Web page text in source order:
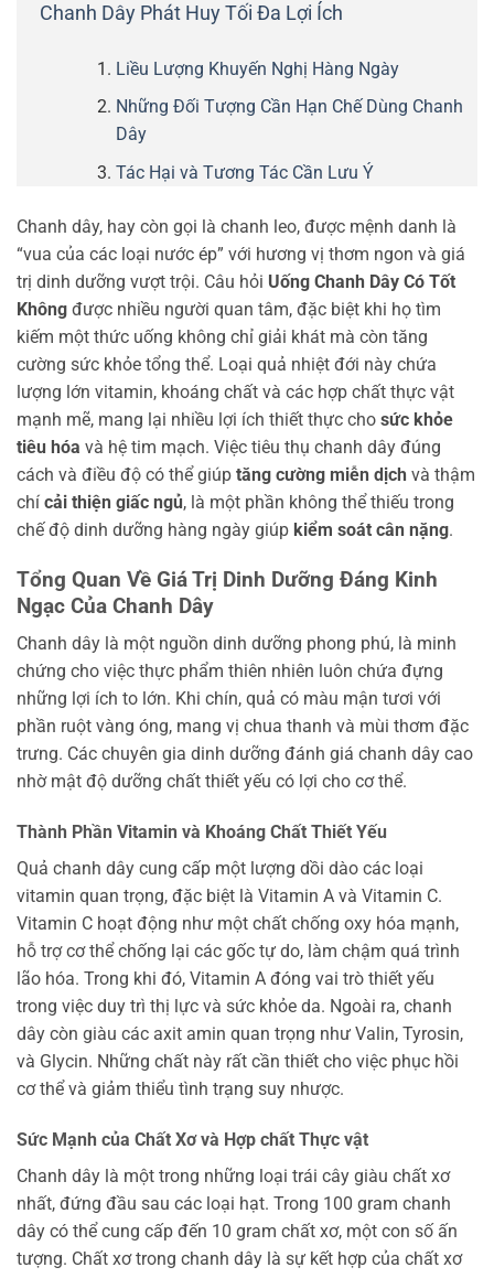
Chanh Dây Phát Huy Tối Đa Lợi Ích
Liều Lượng Khuyến Nghị Hàng Ngày
Những Đối Tượng Cần Hạn Chế Dùng Chanh
Dây
Tác Hại và Tương Tác Cần Lưu Ý
Chanh dây, hay còn gọi là chanh leo, được mệnh danh là
“vua của các loại nước ép” với hương vị thơm ngon và giá
trị dinh dưỡng vượt trội. Câu hỏi Uống Chanh Dây Có Tốt
Không được nhiều người quan tâm, đặc biệt khi họ tìm
kiếm một thức uống không chỉ giải khát mà còn tăng
cường sức khỏe tổng thể. Loại quả nhiệt đới này chứa
lượng lớn vitamin, khoáng chất và các hợp chất thực vật
mạnh mẽ, mang lại nhiều lợi ích thiết thực cho sức khỏe
tiêu hóa và hệ tim mạch. Việc tiêu thụ chanh dây đúng
cách và điều độ có thể giúp tăng cường miễn dịch và thậm
chí cải thiện giấc ngủ, là một phần không thể thiếu trong
chế độ dinh dưỡng hàng ngày giúp kiểm soát cân nặng.
Tổng Quan Về Giá Trị Dinh Dưỡng Đáng Kinh
Ngạc Của Chanh Dây
Chanh dây là một nguồn dinh dưỡng phong phú, là minh
chứng cho việc thực phẩm thiên nhiên luôn chứa đựng
những lợi ích to lớn. Khi chín, quả có màu mận tươi với
phần ruột vàng óng, mang vị chua thanh và mùi thơm đặc
trưng. Các chuyên gia dinh dưỡng đánh giá chanh dây cao
nhờ mật độ dưỡng chất thiết yếu có lợi cho cơ thể.
Thành Phần Vitamin và Khoáng Chất Thiết Yếu
Quả chanh dây cung cấp một lượng dồi dào các loại
vitamin quan trọng, đặc biệt là Vitamin A và Vitamin C.
Vitamin C hoạt động như một chất chống oxy hóa mạnh,
hỗ trợ cơ thể chống lại các gốc tự do, làm chậm quá trình
lão hóa. Trong khi đó, Vitamin A đóng vai trò thiết yếu
trong việc duy trì thị lực và sức khỏe da. Ngoài ra, chanh
dây còn giàu các axit amin quan trọng như Valin, Tyrosin,
và Glycin. Những chất này rất cần thiết cho việc phục hồi
cơ thể và giảm thiểu tình trạng suy nhược.
Sức Mạnh của Chất Xơ và Hợp chất Thực vật
Chanh dây là một trong những loại trái cây giàu chất xơ
nhất, đứng đầu sau các loại hạt. Trong 100 gram chanh
dây có thể cung cấp đến 10 gram chất xơ, một con số ấn
tượng. Chất xơ trong chanh dây là sự kết hợp của chất xơ